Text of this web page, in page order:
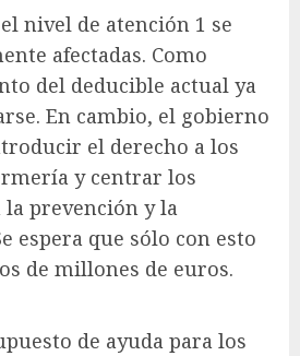
nivel de atención 1 se
afectadas. Como
del deducible actual ya
En cambio, el gobierno
el derecho a los
y centrar los
la prevención y la
espera que sólo con esto
de millones de euros.
de ayuda para los